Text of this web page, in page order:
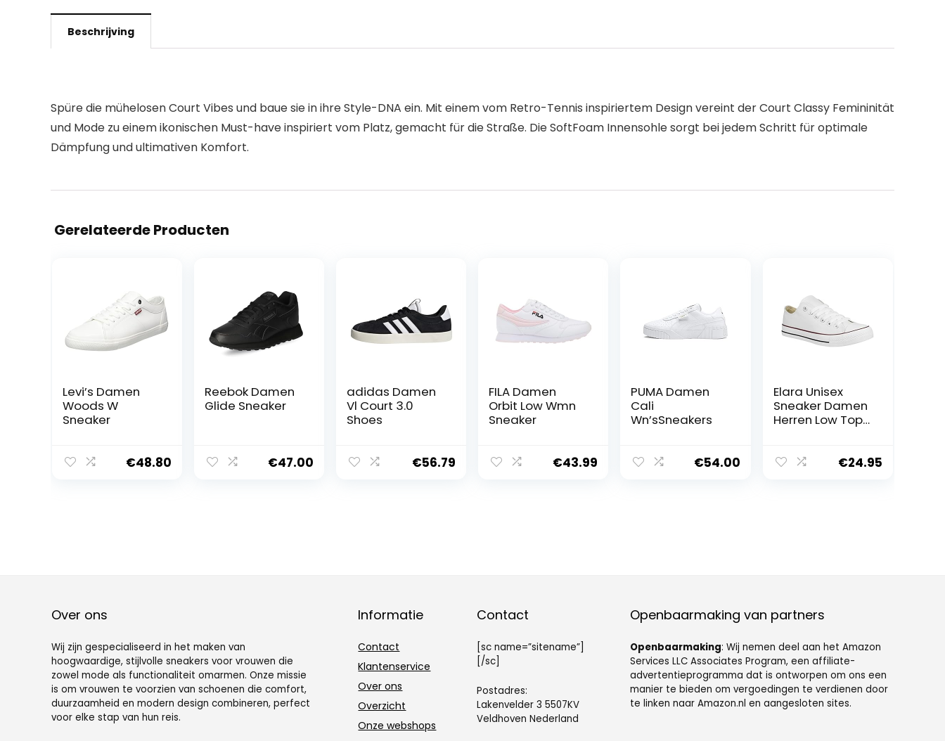
Beschrijving
Spüre die mühelosen Court Vibes und baue sie in ihre Style-DNA ein. Mit einem vom Retro-Tennis inspiriertem Design vereint der Court Classy Femininität
und Mode zu einem ikonischen Must-have inspiriert vom Platz, gemacht für die Straße. Die SoftFoam Innensohle sorgt bei jedem Schritt für optimale
Dämpfung und ultimativen Komfort.
Gerelateerde Producten
Levi’s Damen
Woods W
Sneaker
€48.80
Reebok Damen
Glide Sneaker
€47.00
adidas Damen
Vl Court 3.0
Shoes
€56.79
FILA Damen
Orbit Low Wmn
Sneaker
€43.99
PUMA Damen
Cali
Wn’sSneakers
€54.00
Elara Unisex
Sneaker Damen
Herren Low Top
E-4/E-6
€24.95
Over ons
Wij zijn gespecialiseerd in het maken van
hoogwaardige, stijlvolle sneakers voor vrouwen die
zowel mode als functionaliteit omarmen. Onze missie
is om vrouwen te voorzien van schoenen die comfort,
duurzaamheid en modern design combineren, perfect
voor elke stap van hun reis.
Informatie
Contact
Klantenservice
Over ons
Overzicht
Onze webshops
Contact
[sc name=”sitename”]
[/sc]
Postadres:
Lakenvelder 3 5507KV
Veldhoven Nederland
Openbaarmaking van partners
Openbaarmaking: Wij nemen deel aan het Amazon
Services LLC Associates Program, een affiliate-
advertentieprogramma dat is ontworpen om ons een
manier te bieden om vergoedingen te verdienen door
te linken naar Amazon.nl en aangesloten sites.